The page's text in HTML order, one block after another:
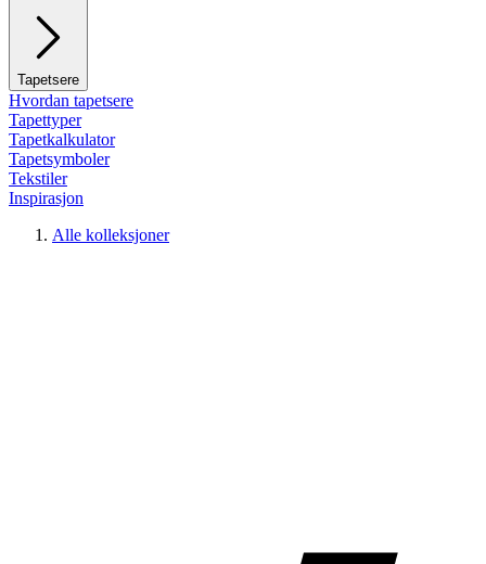
Tapetsere
Hvordan tapetsere
Tapettyper
Tapetkalkulator
Tapetsymboler
Tekstiler
Inspirasjon
Alle kolleksjoner